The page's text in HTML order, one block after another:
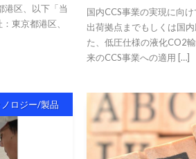
港区、以下「当
東京都港区、
国内CCS事業の実現に向
出荷拠点までもしくは国
た、低圧仕様の液化CO2
来のCCS事業への適用 […]
ノロジー/製品